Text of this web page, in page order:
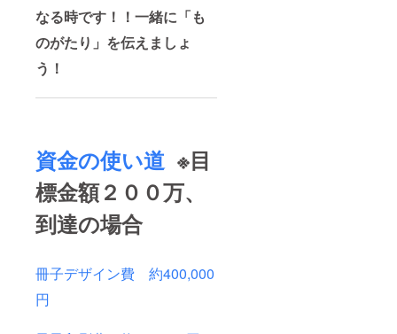
なる時です！！一緒に「も
のがたり」を伝えましょ
う！
資金の使い道 ※目
標金額２００万、
到達の場合
冊子デザイン費 約400,000
円